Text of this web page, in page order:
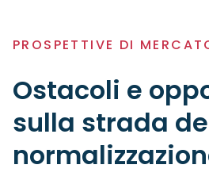
PROSPETTIVE DI
Ostacoli e
sulla strada